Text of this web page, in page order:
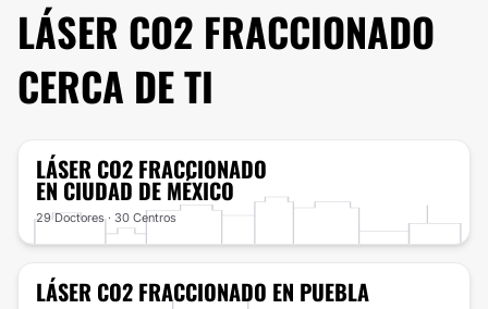
LÁSER CO2 FRACCIONADO
CERCA DE TI
LÁSER CO2 FRACCIONADO
EN CIUDAD DE MÉXICO
29 Doctores · 30 Centros
LÁSER CO2 FRACCIONADO EN PUEBLA